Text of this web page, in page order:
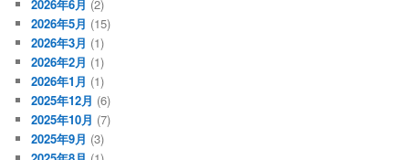
2026年6月 (2)
2026年5月 (15)
2026年3月 (1)
2026年2月 (1)
2026年1月 (1)
2025年12月 (6)
2025年10月 (7)
2025年9月 (3)